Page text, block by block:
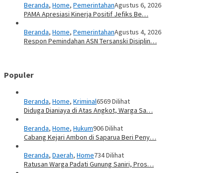
Beranda, Home, PemerintahanAgustus 6, 2026
PAMA Apresiasi Kinerja Positif Jefiks Be…
Beranda, Home, PemerintahanAgustus 4, 2026
Respon Pemindahan ASN Tersanski Disiplin…
Populer
Beranda, Home, Kriminal6569 Dilihat
Diduga Dianiaya di Atas Angkot, Warga Sa…
Beranda, Home, Hukum906 Dilihat
Cabang Kejari Ambon di Saparua Beri Peny…
Beranda, Daerah, Home734 Dilihat
Ratusan Warga Padati Gunung Saniri, Pros…